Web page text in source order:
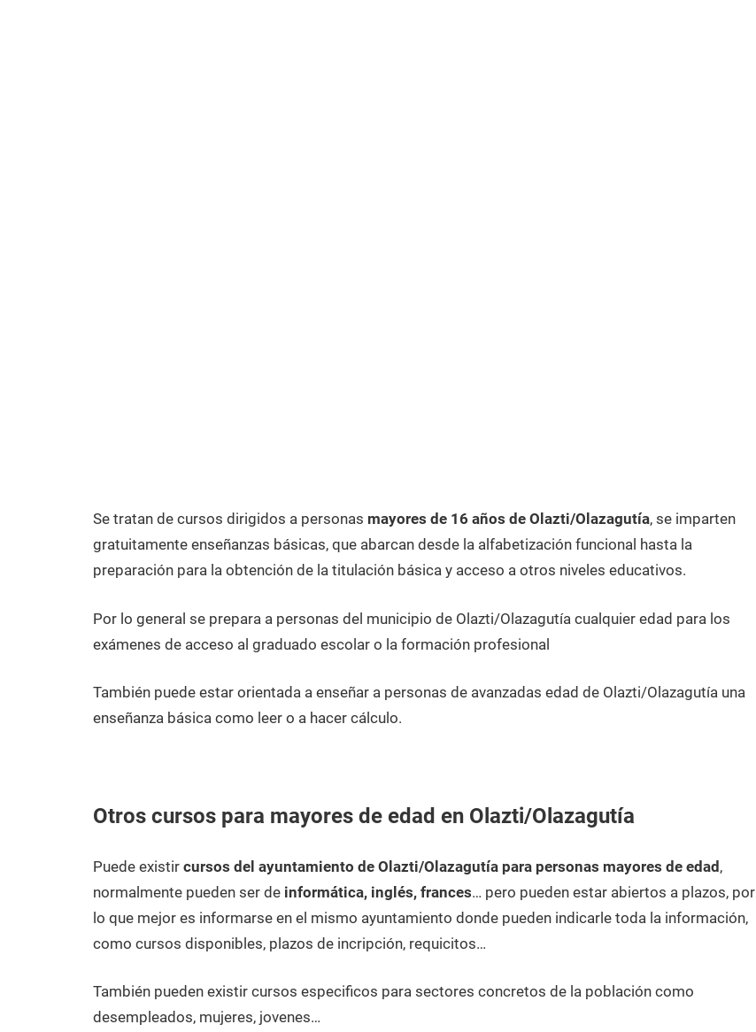
Se tratan de cursos dirigidos a personas mayores de 16 años de Olazti/Olazagutía, se imparten
gratuitamente enseñanzas básicas, que abarcan desde la alfabetización funcional hasta la
preparación para la obtención de la titulación básica y acceso a otros niveles educativos.
Por lo general se prepara a personas del municipio de Olazti/Olazagutía cualquier edad para los
exámenes de acceso al graduado escolar o la formación profesional
También puede estar orientada a enseñar a personas de avanzadas edad de Olazti/Olazagutía una
enseñanza básica como leer o a hacer cálculo.
Otros cursos para mayores de edad en Olazti/Olazagutía
Puede existir cursos del ayuntamiento de Olazti/Olazagutía para personas mayores de edad,
normalmente pueden ser de informática, inglés, frances… pero pueden estar abiertos a plazos, por
lo que mejor es informarse en el mismo ayuntamiento donde pueden indicarle toda la información,
como cursos disponibles, plazos de incripción, requicitos…
También pueden existir cursos especificos para sectores concretos de la población como
desempleados, mujeres, jovenes…